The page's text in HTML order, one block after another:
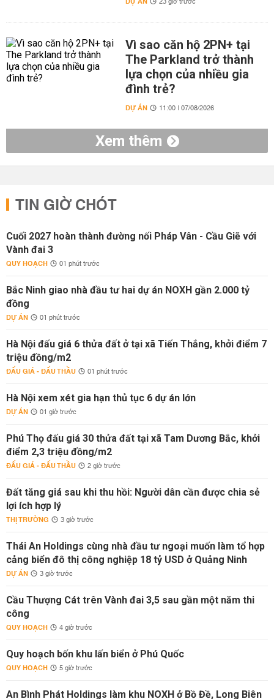
Vì sao căn hộ 2PN+ tại
The Parkland trở thành
lựa chọn của nhiều gia
đình trẻ?
DỰ ÁN 11:00 | 07/08/2026
Xem thêm
TIN GIỜ CHÓT
Cuối 2027 hoàn thành đường nối Pháp Vân - Cầu Giẽ với
Vành đai 3
QUY HOẠCH 01 phút trước
Bắc Ninh giao nhà đầu tư hai dự án NOXH gần 2.000 tỷ
đồng
DỰ ÁN 01 phút trước
Hà Nội đấu giá 6 thửa đất ở tại xã Tiến Thắng, khởi điểm 7
triệu đồng/m2
ĐẤU GIÁ - ĐẤU THẦU 01 phút trước
Hà Nội xem xét gia hạn thủ tục 6 dự án lớn
DỰ ÁN 01 giờ trước
Phú Thọ đấu giá 30 thửa đất tại xã Tam Dương Bắc, khởi
điểm 2,3 triệu đồng/m2
ĐẤU GIÁ - ĐẤU THẦU 2 giờ trước
Đất tăng giá sau khi thu hồi: Người dân cần được chia sẻ
lợi ích hợp lý
THỊ TRƯỜNG 3 giờ trước
Thái An Holdings cùng nhà đầu tư ngoại muốn làm tổ hợp
cảng biển đô thị công nghiệp 18 tỷ USD ở Quảng Ninh
DỰ ÁN 3 giờ trước
Cầu Thượng Cát trên Vành đai 3,5 sau gần một năm thi
công
QUY HOẠCH 4 giờ trước
Quy hoạch bốn khu lấn biển ở Phú Quốc
QUY HOẠCH 5 giờ trước
An Bình Phát Holdings làm khu NOXH ở Bồ Đề, Long Biên